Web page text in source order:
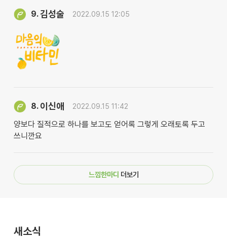
9.김성술 2022.09.15 12:05
8. 이신애 2022.09.15 11:42
양보다 질적으로 하나를 보고도 얻어록 그렇게 오래토록 두고
쓰니깐요
느낌한마디 더보기
새소식